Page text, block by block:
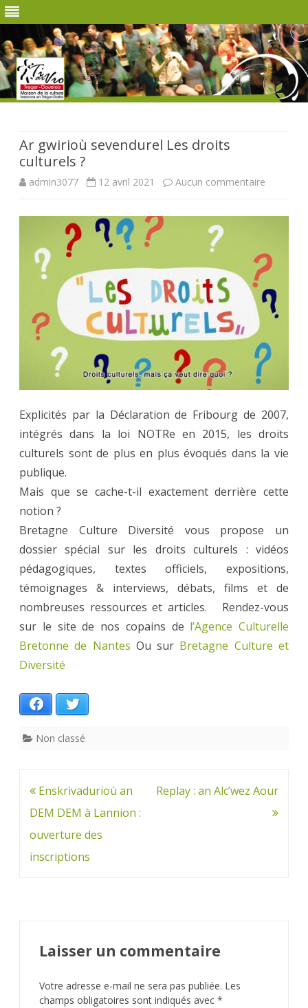
Ar gwirioù sevendurel Les droits
culturels ?
admin3077 12 avril 2021 Aucun commentaire
droits
?
Explicités par la Déclaration de Fribourg de 2007,
intégrés dans la loi NOTRe en 2015, les droits
culturels sont de plus en plus évoqués dans la vie
publique.
Mais que se cache-t-il exactement derrière cette
notion ?
Bretagne Culture Diversité vous propose un
dossier spécial sur les droits culturels : vidéos
pédagogiques, textes officiels, expositions,
témoignages & interviews, débats, films et de
nombreuses ressources et articles. Rendez-vous
sur le site de nos copains de l’Agence Culturelle
Bretonne de Nantes Ou sur Bretagne Culture et
Diversité
Facebook
Non classé
Navigation
de
l’article
Enskrivadurioù an
DEM DEM à Lannion :
ouverture des
inscriptions
Replay : an Alc’wez Aour
Laisser un commentaire
Votre adresse e-mail ne sera pas publiée. Les
champs obligatoires sont indiqués avec *